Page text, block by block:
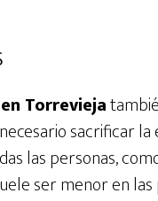
Torrevieja
sacrificar
las personas,
ser menor en